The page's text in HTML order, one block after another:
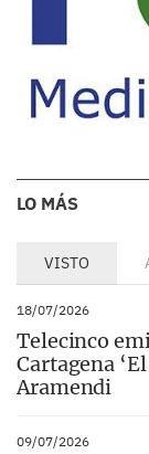
LO MÁS
VISTO
18/07/2026
Telecinco
Cartagena
Aramendi
09/07/2026